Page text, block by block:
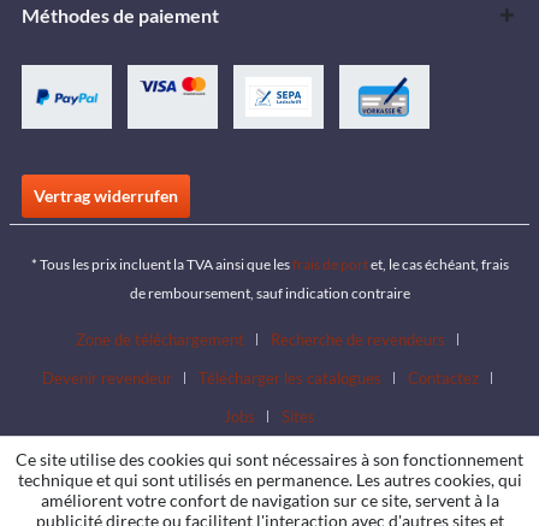
Méthodes de paiement
Vertrag widerrufen
* Tous les prix incluent la TVA ainsi que lesfrais de portet, le cas échéant, frais
de remboursement, sauf indication contraire
Zone de téléchargement
Recherche de revendeurs
Devenir revendeur
Télécharger les catalogues
Contactez
Jobs
Sites
Ce site utilise des cookies qui sont nécessaires à son fonctionnement
technique et qui sont utilisés en permanence. Les autres cookies, qui
améliorent votre confort de navigation sur ce site, servent à la
publicité directe ou facilitent l'interaction avec d'autres sites et